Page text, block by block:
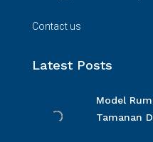
Contact us
Latest Posts
Model
Tamanan